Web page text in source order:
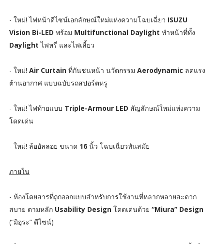
- ใหม่! ไฟหน้าดีไซน์เอกลักษณ์ใหม่แห่งความโฉบเฉี่ยว ISUZU
Vision Bi-LED พร้อม Multifunctional Daylight ทำหน้าที่ทั้ง
Daylight ไฟหรี่ และไฟเลี้ยว
- ใหม่! Air Curtain ที่กันชนหน้า นวัตกรรม Aerodynamic ลดแรง
ต้านอากาศ แบบฉบับรถสปอร์ตหรู
- ใหม่! ไฟท้ายแบบ Triple-Armour LED สัญลักษณ์ใหม่แห่งความ
โดดเด่น
- ใหม่! ล้ออัลลอย ขนาด 16นิ้ว โฉบเฉี่ยวทันสมัย
ภายใน
- ห้องโดยสารที่ถูกออกแบบสำหรับการใช้งานที่หลากหลายสะดวก
สบาย ตามหลัก Usability Design โดดเด่นด้วย “Miura” Design
(“มิอุระ” ดีไซน์)